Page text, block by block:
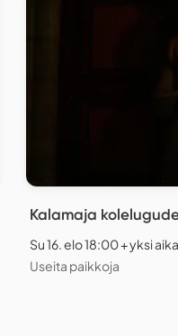
Kalamaja
Su 16. elo 18:00 + yksi
Useita paikkoja